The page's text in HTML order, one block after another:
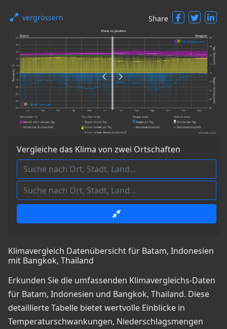
vergrössern Share
Vergleiche das Klima von zwei Ortschaften
Klimavergleich Datenübersicht für Batam, Indonesien
mit Bangkok, Thailand
Erkunden Sie die umfassenden Klimavergleichs-Daten
für Batam, Indonesien und Bangkok, Thailand. Diese
detaillierte Tabelle bietet wertvolle Einblicke in
Temperaturschwankungen, Niederschlagsmengen